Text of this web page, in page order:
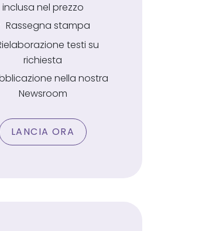
inclusa nel prezzo
Rassegna stampa
testi su
richiesta
nella nostra
Newsroom
LANCIA ORA